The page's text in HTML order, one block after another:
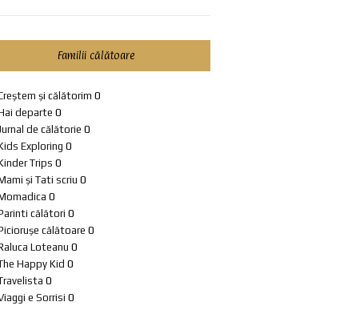
Familii călătoare
și călătorim 0
departe 0
de călătorie 0
Exploring 0
Trips 0
și Tati scriu 0
0
călători 0
călătoare 0
Loteanu 0
Happy Kid 0
0
e Sorrisi 0